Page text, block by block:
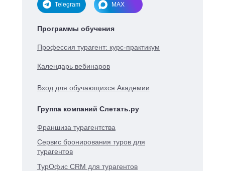
Программы обучения
Группа компаний Слетать.ру
Профессия турагент: курс-практикум
Календарь вебинаров
Вход для обучающихся Академии
Франшиза турагентства
Сервис бронирования туров для
турагентов
ТурОфис CRM для турагентов
Telegram MAX